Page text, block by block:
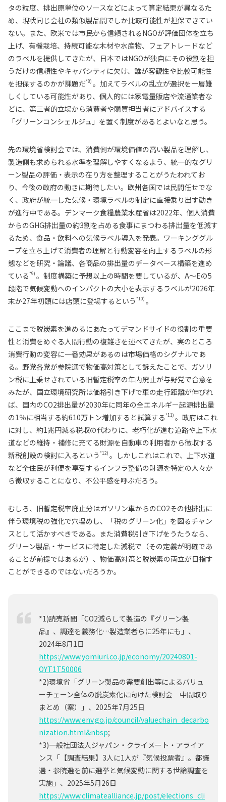
タの粒度、排出原単位のソースなどによって算定結果が異なるた
め、現状同じ会社の類似製品間でしか比較可能性が担保できてい
ない。また、欧米では市民から信頼されるNGOが評価団体を立ち
上げ、有機栽培、持続可能な木材や水産物、フェアトレードなど
のラベルを提供してきたが、日本ではNGOが独自にその役割を担
うだけの信頼性やキャパシティに欠け、誰が客観性や比較可能性
を担保するのかが課題だ*8) 。加えてラベルの乱立が選択を一層難
しくしている可能性があり、個人的には家電量販店や流通業者な
どに、第三者的立場から消費者や購買担当者にアドバイスする
「グリーンコンシェルジュ」を置く制度があるとよいなと思う。
先の環境省検討会では、消費側が環境価値の高い製品を理解し、
製造側も求められる水準を理解しやすくなるよう、統一的なグリ
ーン製品の評価・表示の在り方を整理することがうたわれてお
り、今後の政府の動きに期待したい。欧州各国では民間任せでな
く、政府が統一した気候・環境ラベルの制定に直接乗り出す動き
が進行中である。デンマーク食糧農業水産省は2022年、個人消費
からのGHG排出量の約3割を占める食事にまつわる排出量を低減す
るため、食品・飲料への気候ラベル導入を発表。ワーキンググル
ープを立ち上げて消費者の理解と行動変容を向上するラベルの形
態などを研究・論議、各商品の排出量のデータベース構築を進め
ている*9) 。制度構築に予想以上の時間を要しているが、A～Eの5
段階で気候変動へのインパクトの大小を表示するラベルが2026年
末か27年初頭には店頭に登場するという *10) 。
ここまで脱炭素を進めるにあたってデマンドサイドの役割の重要
性と消費をめぐる人間行動の複雑さを述べてきたが、実のところ
消費行動の変容に一番効果があるのは市場価格のシグナルであ
る。野党各党が参院選で物価高対策として訴えたことで、ガソリ
ン税に上乗せされている旧暫定税率の年内廃止が与野党で合意を
みたが、国立環境研究所は価格引き下げで車の走行距離が伸びれ
ば、国内のCO2排出量が2030年に同年の全エネルギー起源排出量
の1％に相当する約610万トン増加すると試算する*11) 。政府はこれ
に対し、約1兆円減る税収の代わりに、老朽化が進む道路や上下水
道などの維持・補修に充てる財源を自動車の利用者から徴収する
新税創設の検討に入るという *12) 。しかしこれはこれで、上下水道
など全住民が利便を享受するインフラ整備の財源を特定の人々か
ら徴収することになり、不公平感を呼ぶだろう。
むしろ、旧暫定税率廃止分はガソリン車からのCO2その他排出に
伴う環境税の強化で穴埋めし、「税のグリーン化」を図るチャン
スとして活かすべきである。また消費税引き下げをうたうなら、
グリーン製品・サービスに特定した減税で（その定義が明確であ
ることが前提ではあるが）、物価高対策と脱炭素の両立が目指す
ことができるのではないだろうか。
*1)読売新聞「CO2減らして製造の『グリーン製
品』、調達を義務化…製造業者らに25年にも」、
2024年8月1日
https://www.yomiuri.co.jp/economy/20240801-
OYT1T50006
*2)環境省「グリーン製品の需要創出等によるバリュ
ーチェーン全体の脱炭素化に向けた検討会 中間取り
まとめ（案）」、2025年7月25日
https://www.env.go.jp/council/valuechain_decarbo
nization.html&nbsp;
*3)一般社団法人ジャパン・クライメート・アライア
ンス「【調査結果】3人に1人が『気候投票者』。都議
選・参院選を前に選挙と気候変動に関する世論調査を
実施」、2025年5月26日
https://www.climatealliance.jp/post/elections_cli